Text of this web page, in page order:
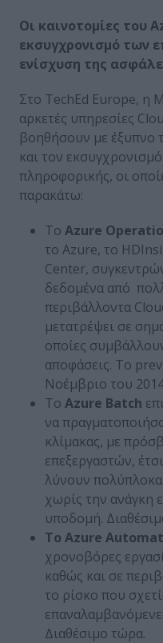
Οι καινοτομίες του
εκσυγχρονισμό των
ενίσχυση της
Στο TechEd Europe, η
αρκετές υπηρεσίες
βοηθήσουν με έξυπνο
και τον
πληροφορικής, οι
παρακάτω:
Το Azure
το Azure, το
Center,
δεδομένα από
περιβάλλοντα
μετατρέψει σε
οποίες
αποφάσεις. Το
Νοέμβριο του
Το Azure Batch
να
κλίμακας, με
επεξεργαστών,
λύνουν πολύπλοκα
χωρίς την ανάγκη
υποδομή.
Το Azure
χρονοβόρες
καθώς και σε
το ρίσκο που
Διαθέσιμο τώρα.